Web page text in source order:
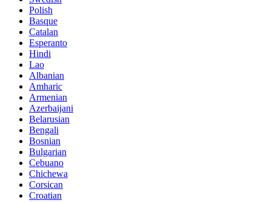
Polish
Basque
Catalan
Esperanto
Hindi
Lao
Albanian
Amharic
Armenian
Azerbaijani
Belarusian
Bengali
Bosnian
Bulgarian
Cebuano
Chichewa
Corsican
Croatian